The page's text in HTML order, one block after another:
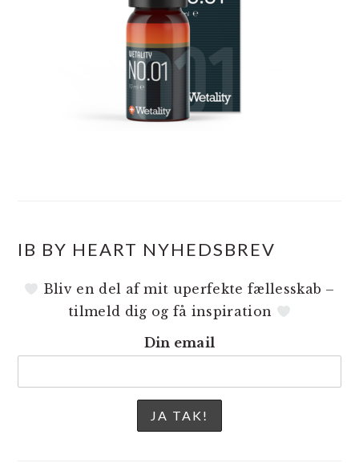
IB BY HEART NYHEDSBREV
Bliv en del af mit uperfekte fællesskab –
tilmeld dig og få inspiration
Din email